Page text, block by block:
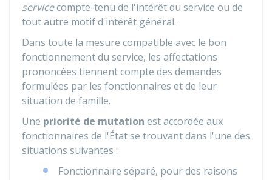
servicecompte-tenu de l'intérêt du service ou de
tout autre motif d'intérêt général.
Dans toute la mesure compatible avec le bon
fonctionnement du service, les affectations
prononcées tiennent compte des demandes
formulées par les fonctionnaires et de leur
situation de famille.
Une priorité de mutation est accordée aux
fonctionnaires de l'État se trouvant dans l'une des
situations suivantes :
Fonctionnaire séparé, pour des raisons